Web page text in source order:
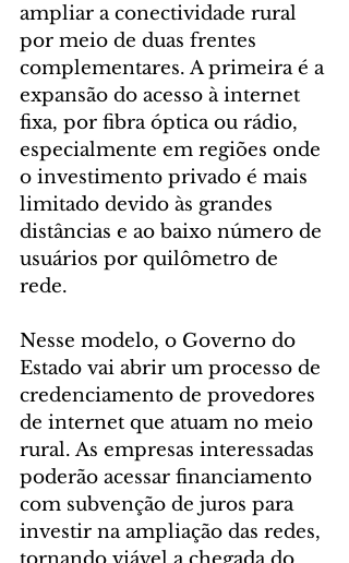
ampliar a conectividade rural
por meio de duas frentes
complementares. A primeira é a
expansão do acesso à internet
fixa, por fibra óptica ou rádio,
especialmente em regiões onde
o investimento privado é mais
limitado devido às grandes
distâncias e ao baixo número de
usuários por quilômetro de
rede.
Nesse modelo, o Governo do
Estado vai abrir um processo de
credenciamento de provedores
de internet que atuam no meio
rural. As empresas interessadas
poderão acessar financiamento
com subvenção de juros para
investir na ampliação das redes,